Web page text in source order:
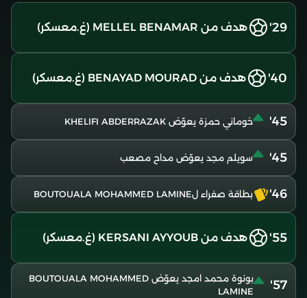
29' هدف من MELLEL BENAMAR (غ.معسكر)
40' هدف من BENAYAD MOURAD (غ.معسكر)
45' خوماني حمزة يعوّض KHELIFI ABDERRAZAK
45' سويلم مجد يعوّض مداح مصعب
46' بطاقة صفراء لBOUTOUALA MOHAMMED LAMINE
55' هدف من KERSANI AYYOUB (غ.معسكر)
57'
بونوة محمد امجد يعوّض BOUTOUALA MOHAMMED
LAMINE